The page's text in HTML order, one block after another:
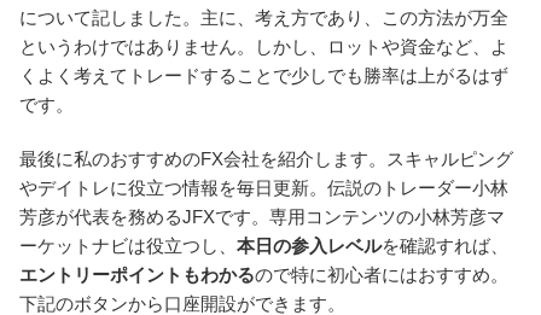
について記しました。主に、考え方であり、この方法が万全
というわけではありません。しかし、ロットや資金など、よ
くよく考えてトレードすることで少しでも勝率は上がるはず
です。
最後に私のおすすめのFX会社を紹介します。スキャルピング
やデイトレに役立つ情報を毎日更新。伝説のトレーダー小林
芳彦が代表を務めるJFXです。専用コンテンツの小林芳彦マ
ーケットナビは役立つし、 本日の参入レベルを確認すれば、
エントリーポイントもわかるので特に初心者にはおすすめ。
下記のボタンから口座開設ができます。